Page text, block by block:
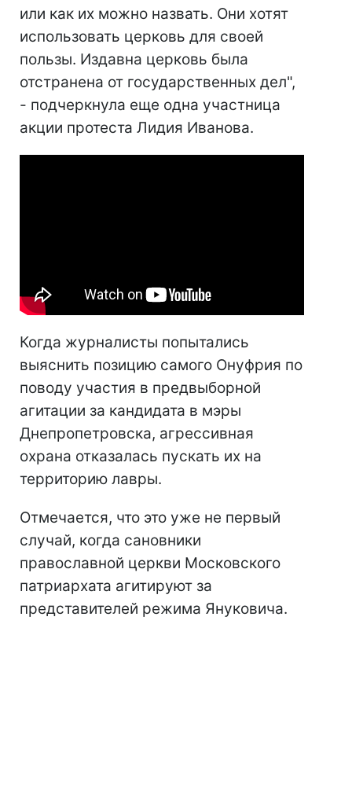
или как их можно назвать. Они хотят
использовать церковь для своей
пользы. Издавна церковь была
отстранена от государственных дел",
- подчеркнула еще одна участница
акции протеста Лидия Иванова.
Когда журналисты попытались
выяснить позицию самого Онуфрия по
поводу участия в предвыборной
агитации за кандидата в мэры
Днепропетровска, агрессивная
охрана отказалась пускать их на
территорию лавры.
Отмечается, что это уже не первый
случай, когда сановники
православной церкви Московского
патриархата агитируют за
представителей режима Януковича.